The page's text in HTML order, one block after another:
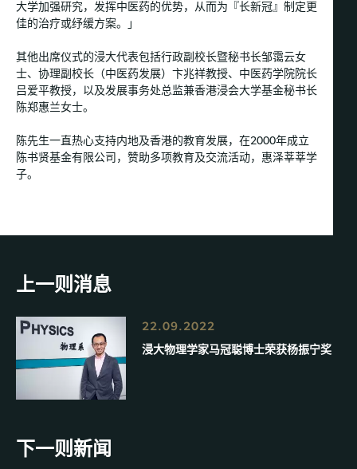
大学加强研究，发挥中医药的优势，从而为『长新冠』制定更
佳的治疗或纾缓方案。」
其他出席仪式的浸大代表包括行政副校长暨秘书长邹霭云女
士、协理副校长（中医药发展）卞兆祥教授、中医药学院院长
吕爱平教授，以及发展事务处总监兼香港浸会大学基金秘书长
陈郑惠兰女士。
陈先生一直热心支持内地及香港的教育发展，在2000年成立
陈书贤基金有限公司，赞助多项教育及交流活动，惠泽莘莘学
子。
上一则消息
22.09.2022
浸大物理学家马冠聪博士荣获杨振宁奖
下一则新闻